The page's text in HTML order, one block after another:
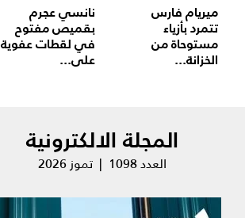
ميريام فارس
تتمرد بأزياء
مستوحاة من
الخزانة...
نانسي عجرم
بقميص مفتوح
في لقطات عفوية
على...
المجلة الالكترونية
العدد 1098 | تموز 2026